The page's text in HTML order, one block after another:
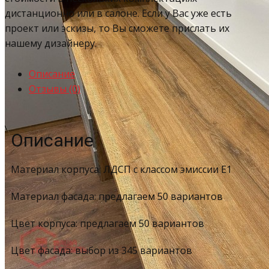
дистанционно или в салоне. Если у Вас уже есть
проект или эскизы, то Вы сможете прислать их
нашему дизайнеру.
Описание
Отзывы (0)
Описание
Материал корпуса: ЛДСП с классом эмиссии Е1
Материал фасада: предлагаем 50 вариантов
Цвет корпуса: предлагаем 50 вариантов
Цвет фасада: выбор из 345 вариантов